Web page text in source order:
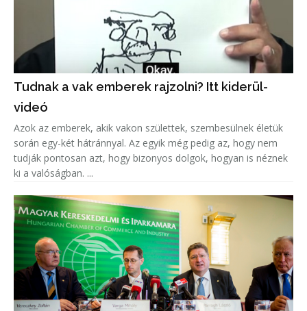
Tudnak a vak emberek rajzolni? Itt kiderül-
videó
Azok az emberek, akik vakon születtek, szembesülnek életük
során egy-két hátránnyal. Az egyik még pedig az, hogy nem
tudják pontosan azt, hogy bizonyos dolgok, hogyan is néznek
ki a valóságban. ...